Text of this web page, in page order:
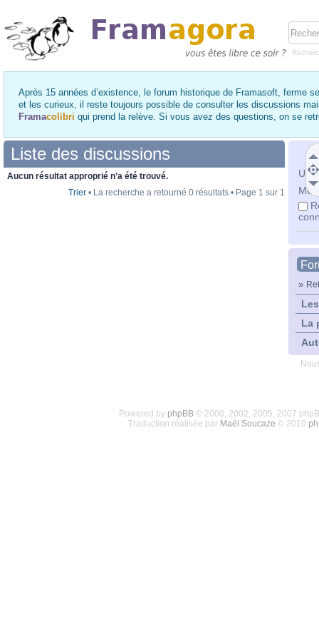
Après 15 années d’existence, le forum historique de Framasoft, ferme
et les curieux, il reste toujours possible de consulter les discussions
Framacolibri qui prend la relève. Si vous avez des questions, on se
Mot
»
La
Liste des discussions
Aucun résultat approprié n’a été trouvé.
Trier • La recherche a retourné 0 résultats • Page 1 sur 1
Powered by phpBB© 2000, 2002, 2005, 2007
Traduction réalisée par Maël Soucaze © 2010